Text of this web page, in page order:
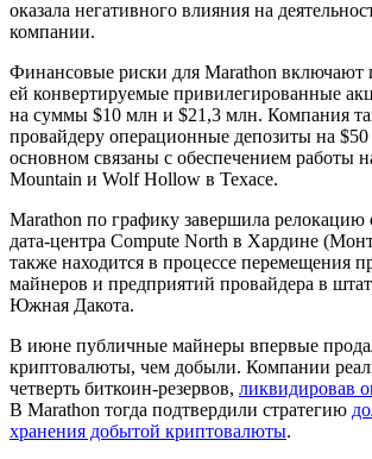
оказала негативного влияния на
компании.
Финансовые риски для Marathon включают
ей конвертируемые привилегированные
на суммы $10 млн и $21,3 млн. Компания
провайдеру операционные депозиты на
основном связаны с обеспечением работы
Mountain и Wolf Hollow в Техасе.
Marathon по графику завершила релокацию
дата-центра Compute North в Хардине
также находится в процессе перемещения
майнеров и предприятий провайдера в
Южная Дакота.
В июне публичные майнеры впервые
криптовалюты, чем добыли. Компании
четверть биткоин-резервов, ликвидировав
В Marathon тогда подтвердили стратегию
хранения добытой криптовалюты.